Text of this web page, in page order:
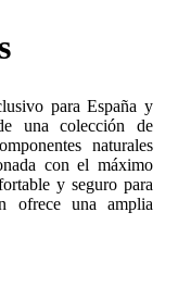
para España y
una colección de
naturales
con el máximo
y seguro para
ofrece una amplia